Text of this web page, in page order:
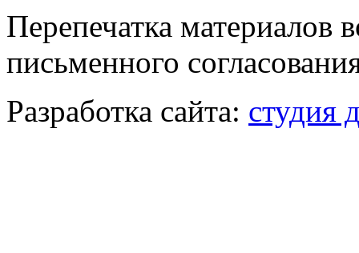
Перепечатка материалов
письменного
Разработка сайта: студия